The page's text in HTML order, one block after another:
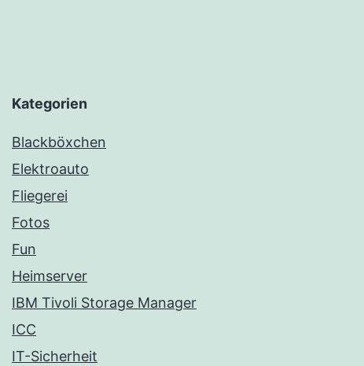
Kategorien
Blackböxchen
Elektroauto
Fliegerei
Fotos
Fun
Heimserver
IBM Tivoli Storage Manager
ICC
IT-Sicherheit